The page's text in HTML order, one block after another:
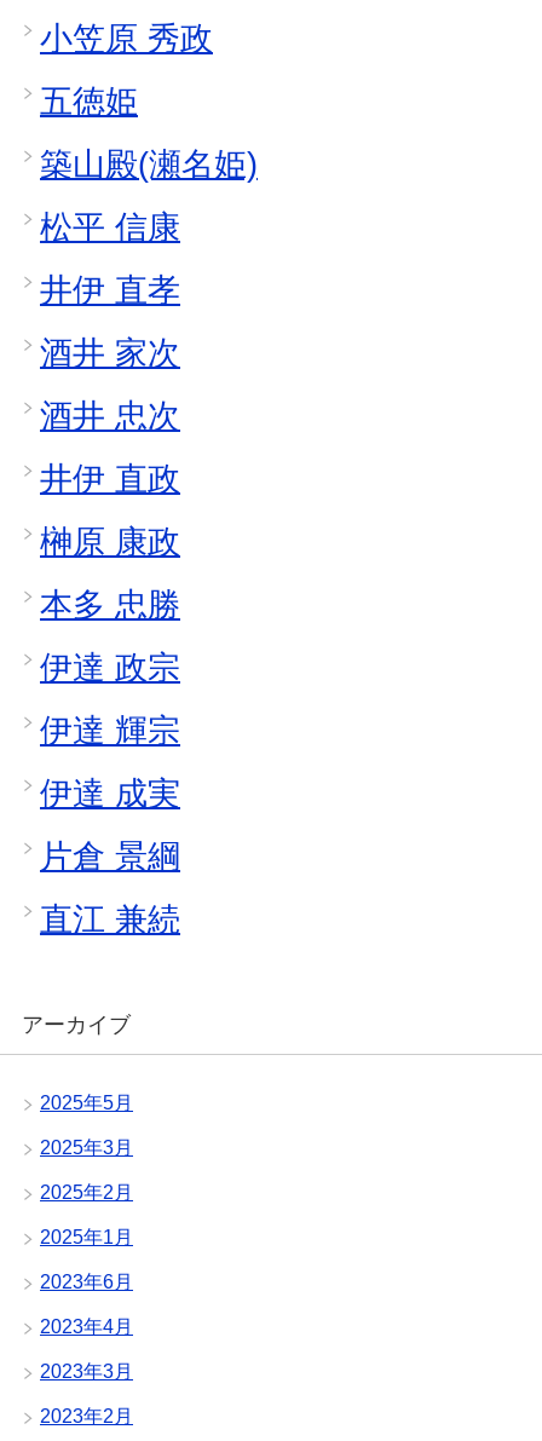
小笠原 秀政
五徳姫
築山殿(瀬名姫)
松平 信康
井伊 直孝
酒井 家次
酒井 忠次
井伊 直政
榊原 康政
本多 忠勝
伊達 政宗
伊達 輝宗
伊達 成実
片倉 景綱
直江 兼続
アーカイブ
2025年5月
2025年3月
2025年2月
2025年1月
2023年6月
2023年4月
2023年3月
2023年2月